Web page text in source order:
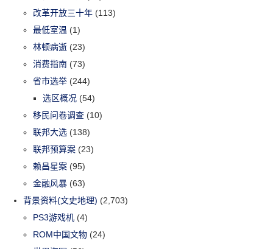
改革开放三十年 (113)
最低室温 (1)
林顿病逝 (23)
消费指南 (73)
省市选举 (244)
选区概况 (54)
移民问卷调查 (10)
联邦大选 (138)
联邦预算案 (23)
赖昌星案 (95)
金融风暴 (63)
背景资料(文史地理) (2,703)
PS3游戏机 (4)
ROM中国文物 (24)